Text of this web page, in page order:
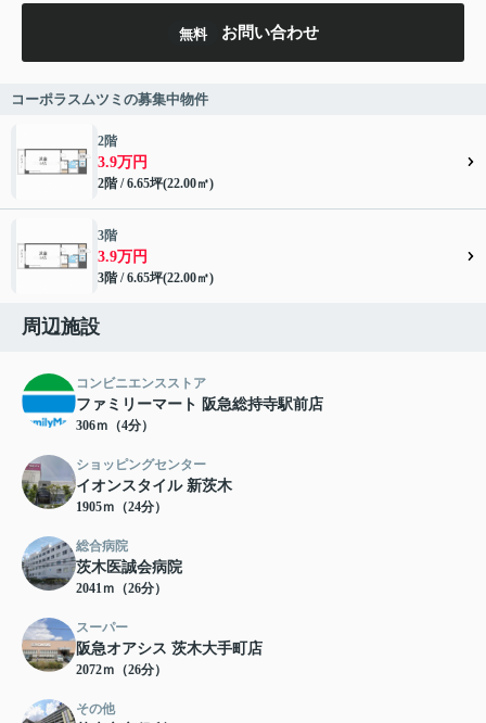
無料 お問い合わせ
コーポラスムツミの募集中物件
2階
3.9万円
2階 / 6.65坪(22.00㎡)
3階
3.9万円
3階 / 6.65坪(22.00㎡)
周辺施設
コンビニエンスストア
ファミリーマート 阪急総持寺駅前店
306ｍ（4分）
ショッピングセンター
イオンスタイル 新茨木
1905ｍ（24分）
総合病院
茨木医誠会病院
2041ｍ（26分）
スーパー
阪急オアシス 茨木大手町店
2072ｍ（26分）
その他